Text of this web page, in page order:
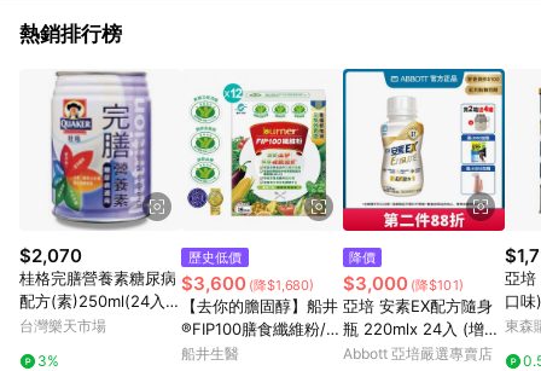
熱銷排行榜
$2,070
桂格完膳營養素糖尿病
配方(素)250ml(24入)
【合康連鎖藥局】
台灣樂天市場
3%
歷史低價
$3,600 (降$1,680)
【去你的膽固醇】船井
®FIP100膳食纖維粉/調
節血脂/血糖/膽固醇/三
船井生醫
降價
$3,000 (降$101)
亞培 安素EX配方隨身
瓶 220mlx 24入 (增強
體力、HMB、三重優蛋
Abbott 亞培嚴選專賣店
亞培
口
00g
東森